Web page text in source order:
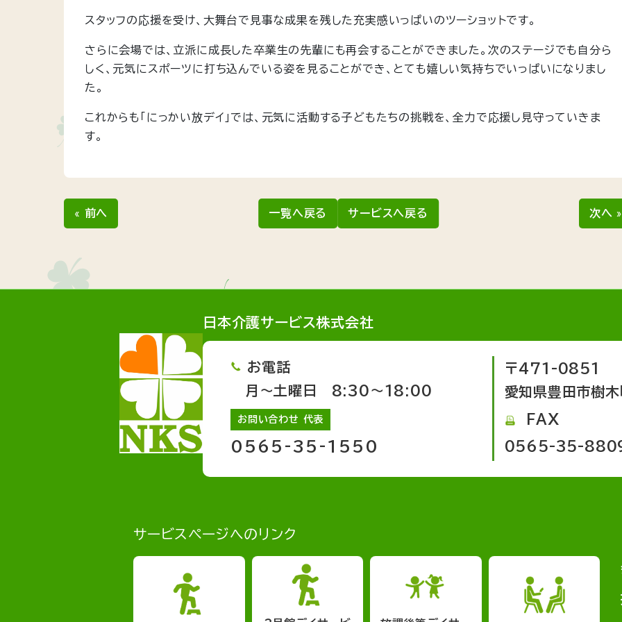
スタッフの応援を受け、大舞台で見事な成果を残した充実感いっぱいのツーショットです。
さらに会場では、立派に成長した卒業生の先輩にも再会することができました。次のステージでも自分ら
しく、元気にスポーツに打ち込んでいる姿を見ることができ、とても嬉しい気持ちでいっぱいになりまし
た。
これからも「にっかい放デイ」では、元気に活動する子どもたちの挑戦を、全力で応援し見守っていきま
す。
« 前へ 一覧へ戻る サービスへ戻る 次へ »
日本介護サービス株式会社
お電話
月～土曜日 8:30～18:00
お問い合わせ 代表
0565-35-1550
〒471-0851
愛知県豊田市樹木
FAX
0565-35-
サービスページへのリンク